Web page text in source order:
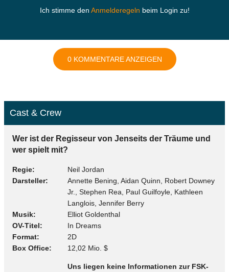
Ich stimme den Anmelderegeln beim Login zu!
0 KOMMENTARE ANZEIGEN
Cast & Crew
Wer ist der Regisseur von Jenseits der Träume und
wer spielt mit?
Regie
Neil Jordan
Darsteller
Annette Bening, Aidan Quinn, Robert Downey
Jr., Stephen Rea, Paul Guilfoyle, Kathleen
Langlois, Jennifer Berry
Musik
Elliot Goldenthal
OV-Titel
In Dreams
Format
2D
Box Office
12,02 Mio. $
Uns liegen keine Informationen zur FSK-